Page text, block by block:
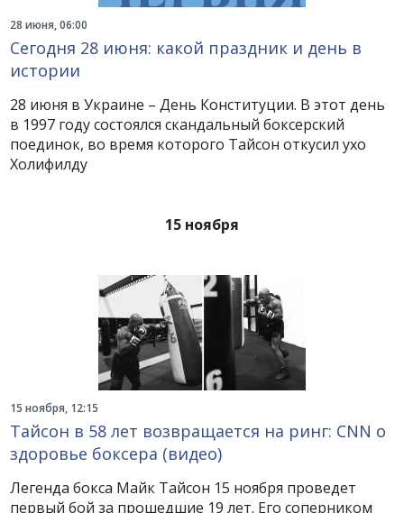
28 июня, 06:00
Сегодня 28 июня: какой праздник и день в
истории
28 июня в Украине – День Конституции. В этот день
в 1997 году состоялся скандальный боксерский
поединок, во время которого Тайсон откусил ухо
Холифилду
15 ноября
15 ноября, 12:15
Тайсон в 58 лет возвращается на ринг: CNN о
здоровье боксера (видео)
Легенда бокса Майк Тайсон 15 ноября проведет
первый бой за прошедшие 19 лет. Его соперником